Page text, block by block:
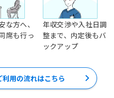
な方へ、
席も行っ
年収交渉や入社日調
整まで、内定後もバ
ックアップ
用の流れはこちら